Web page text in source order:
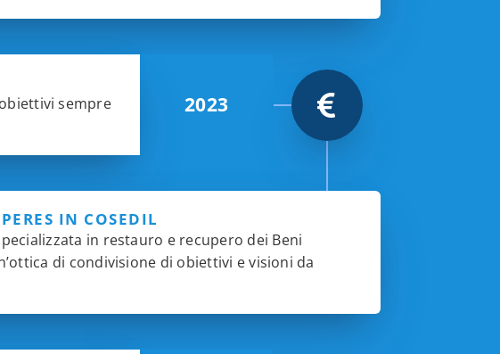
2023
sempre
IN COSEDIL
in restauro e recupero dei Beni
di condivisione di obiettivi e visioni da